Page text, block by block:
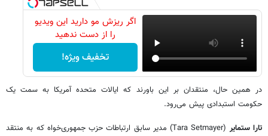
اگر ریزش مو دارید این ویدیو
را از دست ندهید
تخفیف ویژه!
در همین حال، منتقدان بر این باورند که ایالات متحده آمریکا به سمت یک
حکومت استبدادی پیش می‌رود.
تارا ستمایر
(Tara Setmayer) مدیر سابق ارتباطات حزب جمهوری‌خواه که به منتقد